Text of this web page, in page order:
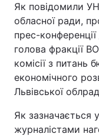
Як повідомили
обласної ради,
прес-
голова фракції
комісії з питань
економічного
Львівської
Як зазначається
журналістами